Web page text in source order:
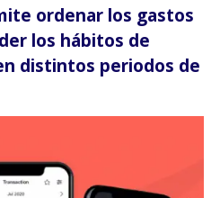
ordenar los gastos
los hábitos de
distintos periodos de